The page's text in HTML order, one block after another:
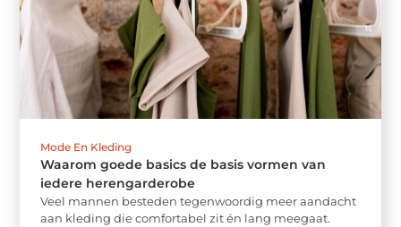
Mode En Kleding
Waarom goede basics de basis vormen van
iedere herengarderobe
Veel mannen besteden tegenwoordig meer aandacht
aan kleding die comfortabel zit én lang meegaat.